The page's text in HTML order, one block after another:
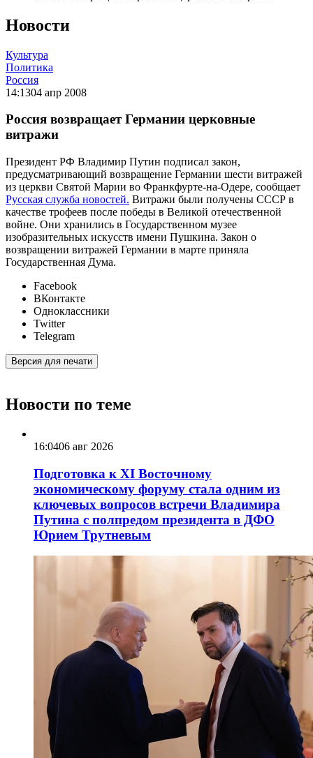
Новости
Культура
Политика
Россия
14:1304 апр 2008
Россия возвращает Германии церковные
витражи
Президент РФ Владимир Путин подписал закон,
предусматривающий возвращение Германии шести витражей
из церкви Святой Марии во Франкфурте-на-Одере, сообщает
Русская служба новостей. Витражи были получены СССР в
качестве трофеев после победы в Великой отечественной
войне. Они хранились в Государственном музее
изобразительных искусств имени Пушкина. Закон о
возвращении витражей Германии в марте приняла
Государственная Дума.
Facebook
ВКонтакте
Одноклассники
Twitter
Telegram
Версия для печати
Новости по теме
16:0406 авг 2026
Подготовка к XI Восточному
экономическому форуму стала одним из
ключевых вопросов встречи Владимира
Путина с полпредом президента в ДФО
Юрием Трутневым